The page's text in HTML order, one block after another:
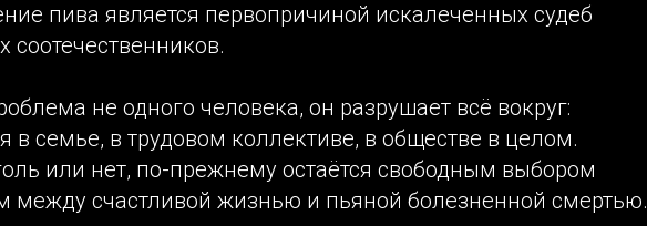
пива является первопричиной искалеченных судеб
не одного человека, он разрушает всё вокруг:
в семье, в трудовом коллективе, в обществе в целом.
или нет, по-прежнему остаётся свободным выбором
между счастливой жизнью и пьяной болезненной смертью.